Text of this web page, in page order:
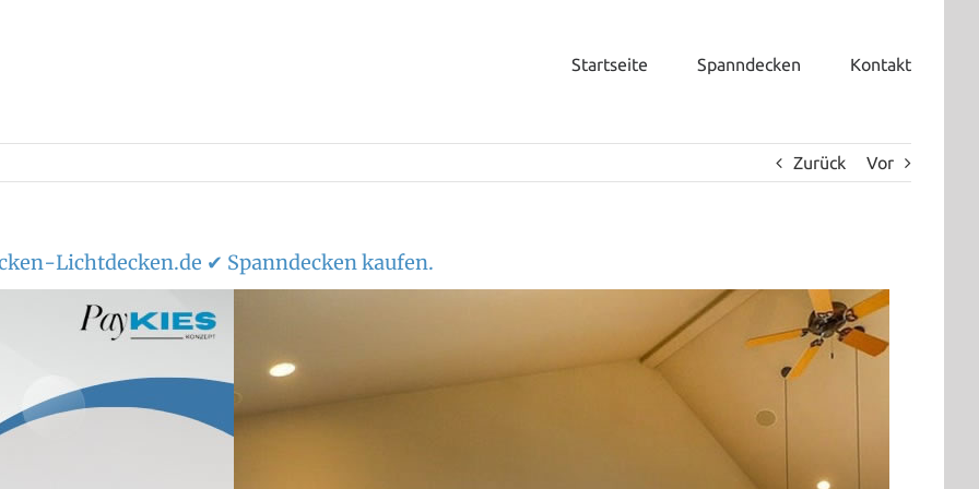
Startseite Spanndecken Kontakt
Zurück Vor
Lichtdecken.de ✔ Spanndecken kaufen.